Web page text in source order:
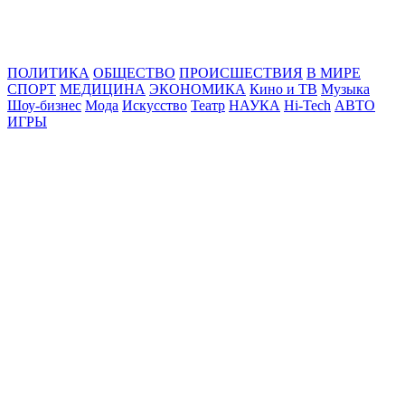
ПОЛИТИКА ОБЩЕСТВО ПРОИСШЕСТВИЯ В МИРЕ
СПОРТ МЕДИЦИНА ЭКОНОМИКА Кино и ТВ Музыка
Шоу-бизнес Мода Искусство Театр НАУКА Hi-Tech АВТО
ИГРЫ